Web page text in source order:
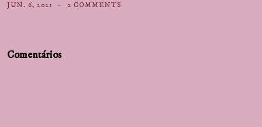
JUN. 6, 2021 2 COMMENTS
Comentários